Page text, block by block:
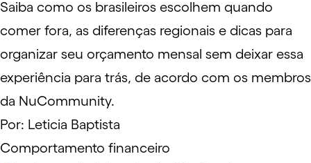
Saiba como os brasileiros escolhem quando
comer fora, as diferenças regionais e dicas para
organizar seu orçamento mensal sem deixar essa
experiência para trás, de acordo com os membros
da NuCommunity.
Por: Leticia Baptista
Comportamento financeiro